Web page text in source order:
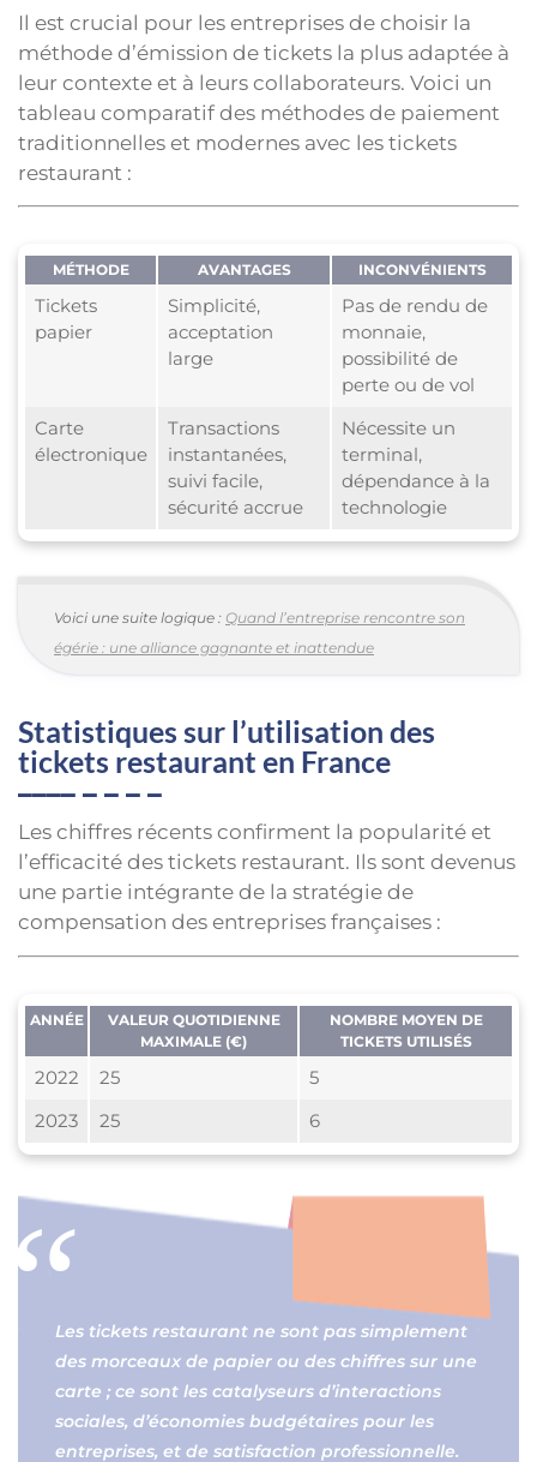
Il est crucial pour les entreprises de choisir la
méthode d’émission de tickets la plus adaptée à
leur contexte et à leurs collaborateurs. Voici un
tableau comparatif des méthodes de paiement
traditionnelles et modernes avec les tickets
restaurant :
MÉTHODE AVANTAGES INCONVÉNIENTS
Tickets
papier
Simplicité,
acceptation
large
Pas de rendu de
monnaie,
possibilité de
perte ou de vol
Carte
électronique
Transactions
instantanées,
suivi facile,
sécurité accrue
Nécessite un
terminal,
dépendance à la
technologie
Voici une suite logique : Quand l’entreprise rencontre son
égérie : une alliance gagnante et inattendue
Statistiques sur l’utilisation des
tickets restaurant en France
Les chiffres récents confirment la popularité et
l’efficacité des tickets restaurant. Ils sont devenus
une partie intégrante de la stratégie de
compensation des entreprises françaises :
ANNÉE
VALEUR QUOTIDIENNE
MAXIMALE (€)
NOMBRE MOYEN DE
TICKETS UTILISÉS
2022 25
5
2023
25 6
Les tickets restaurant ne sont pas simplement
des morceaux de papier ou des chiffres sur une
carte ; ce sont les catalyseurs d’interactions
sociales, d’économies budgétaires pour les
entreprises, et de satisfaction professionnelle.